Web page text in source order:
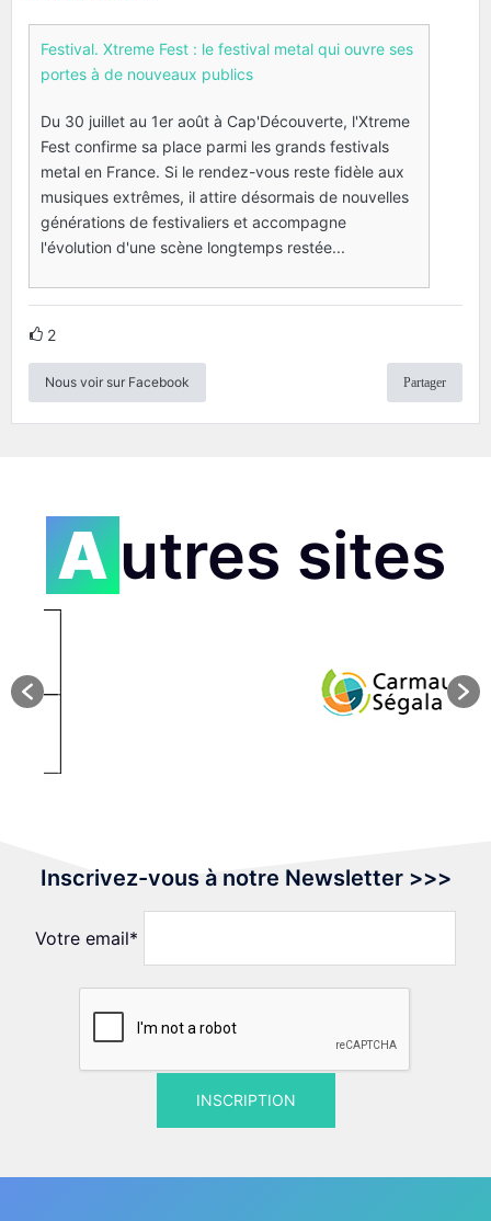
Festival. Xtreme Fest : le festival metal qui ouvre ses
portes à de nouveaux publics
Du 30 juillet au 1er août à Cap'Découverte, l'Xtreme
Fest confirme sa place parmi les grands festivals
metal en France. Si le rendez-vous reste fidèle aux
musiques extrêmes, il attire désormais de nouvelles
générations de festivaliers et accompagne
l'évolution d'une scène longtemps restée...
2
Nous voir sur Facebook Partager
Autres sites
Inscrivez-vous à notre Newsletter >>>
Votre email*